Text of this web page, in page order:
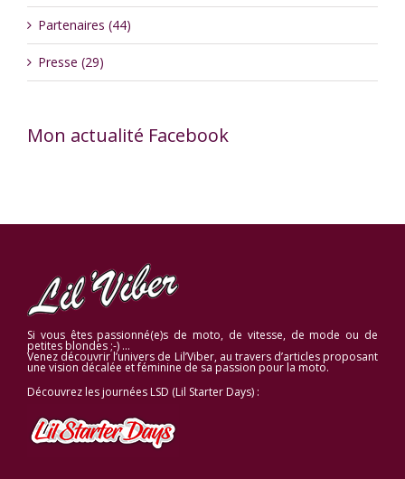
Partenaires (44)
Presse (29)
Mon actualité Facebook
Si vous êtes passionné(e)s de moto, de vitesse, de mode ou de
petites blondes ;-) …
Venez découvrir l’univers de Lil’Viber, au travers d’articles proposant
une vision décalée et féminine de sa passion pour la moto.
Découvrez les journées LSD (Lil Starter Days) :